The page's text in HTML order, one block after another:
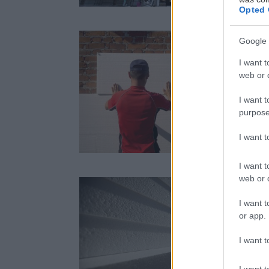
Opted
Google
I want
web or
I want
I want
I want
web or
I want
or app.
I want
Zateplenie